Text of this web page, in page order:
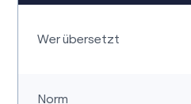
Wer übersetzt
Norm